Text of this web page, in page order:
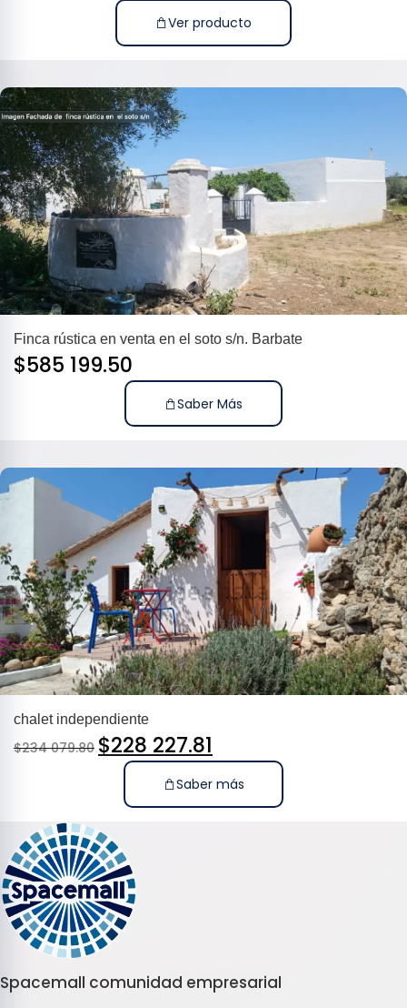
Ver producto
Finca rústica en venta en el soto s/n. Barbate
$585 199.50
Saber Más
chalet independiente
$234 079.80 $228 227.81
Saber más
Spacemall comunidad empresarial